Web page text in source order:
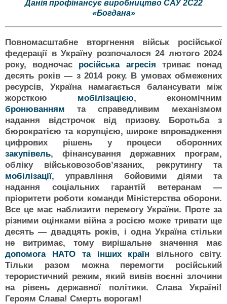
Данія профінансує виробництво САУ 2С22
«Богдана»
Повномасштабне вторгнення військ російської
федерації в Україну розпочалося 24 лютого 2024
року, водночас російська агресія триває понад
десять років — з 2014 року. В умовах обмежених
ресурсів, Україна намагається балансувати між
жорсткою мобілізацією, економічним
бронюванням та справедливим механізмом
надання відстрочок від призову. Боротьба з
бюрократією та корупцією, широке впровадження
цифрових рішень у процеси оборонних
закупівель, фінансування державних програм,
обліку військовозобовʼязаних, рекрутингу та
мобілізації, управління бойовими діями та
надання соціальних гарантій ветеранам —
пріоритети роботи команди Міністерства оборони.
Все це має наблизити перемогу України. Проте за
різними оцінками війна з росією може тривати ще
десять — двадцять років, і одна Україна стільки
не витримає, тому вирішальне значення має
допомога НАТО та інших країн вільного світу.
Тільки разом можна перемогти російський
терористичний режим, який вивів воєнні злочини
на рівень державної політики. Слава Україні!
Героям Слава! Смерть ворогам!